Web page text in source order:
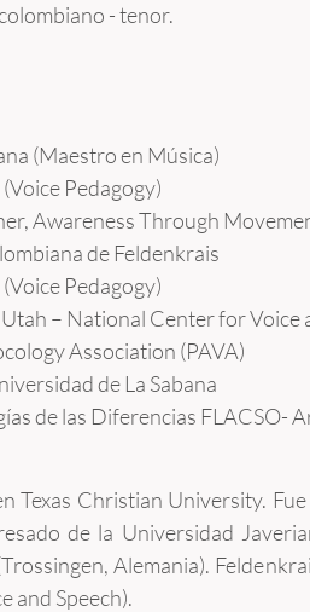
- tenor.
(Maestro en Música)
Pedagogy)
Awareness Through
de Feldenkrais
Pedagogy)
– National Center for Voice
Association (PAVA)
de La Sabana
de las Diferencias FLACSO-
Texas Christian University.
de la Universidad
Alemania).
and Speech).